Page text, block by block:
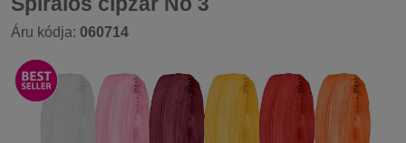
Áru kódja: 060714